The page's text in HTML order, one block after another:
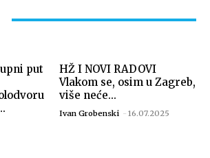
put
HŽ I NOVI RADOVI
Vlakom se, osim u Zagreb,
više neće...
Ivan Grobenski - 16.07.2025